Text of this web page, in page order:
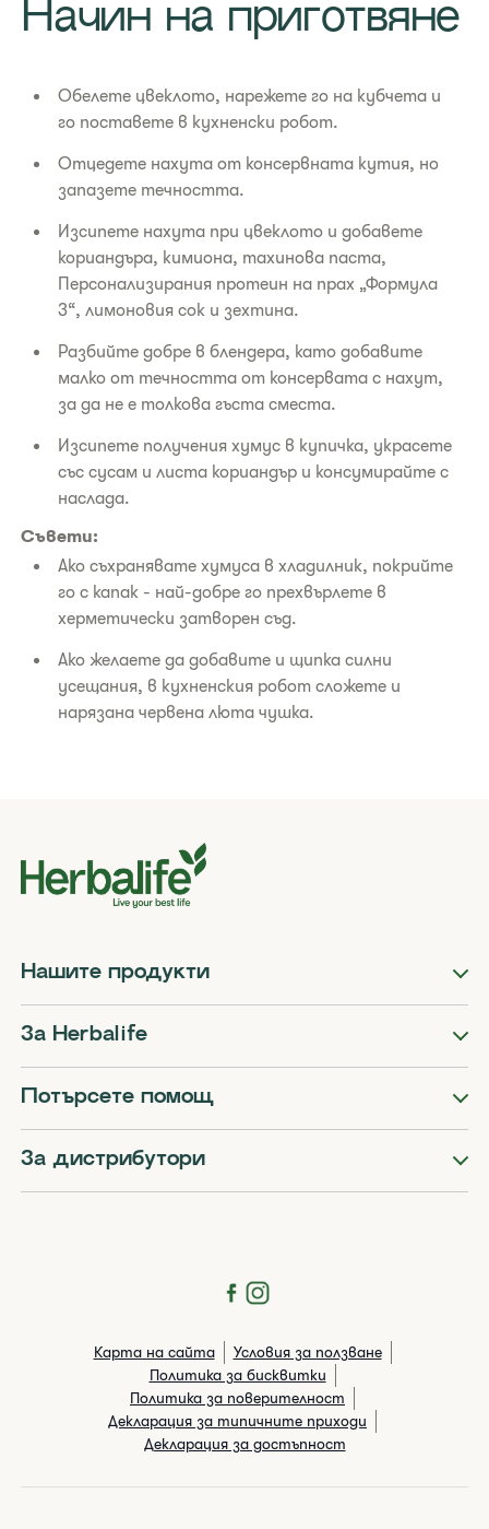
Начин на приготвяне
Обелете цвеклото, нарежете го на кубчета и
го поставете в кухненски робот.
Отцедете нахута от консервната кутия, но
запазете течността.
Изсипете нахута при цвеклото и добавете
кориандъра, кимиона, тахинова паста,
Персонализирания протеин на прах „Формула
3“, лимоновия сок и зехтина.
Разбийте добре в блендера, като добавите
малко от течността от консервата с нахут,
за да не е толкова гъста сместа.
Изсипете получения хумус в купичка, украсете
със сусам и листа кориандър и консумирайте с
наслада.
Съвети:
Ако съхранявате хумуса в хладилник, покрийте
го с капак - най-добре го прехвърлете в
херметически затворен съд.
Ако желаете да добавите и щипка силни
усещания, в кухненския робот сложете и
нарязана червена люта чушка.
Нашите продукти
За Herbalife
Потърсете помощ
За дистрибутори
Карта на сайта
Условия за ползване
Политика за бисквитки
Политика за поверителност
Декларация за типичните приходи
Декларация за достъпност